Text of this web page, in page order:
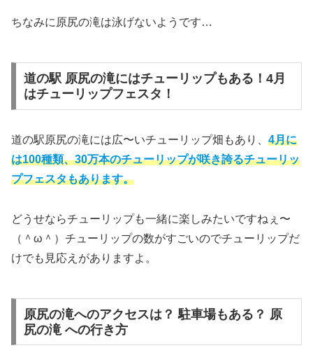
ちなみに原尻の滝は泳げないようです…
道の駅 原尻の滝にはチューリップもある！4月
はチューリップフェスタ！
道の駅原尻の滝には広〜いチューリップ畑もあり、 4月に
は100種類、30万本のチューリップが咲き誇るチューリッ
プフェスタもあります。
どうせならチューリップも一緒に楽しみたいですねぇ〜
（＾ω＾）チューリップの数がすごいのでチューリップだ
けでも見応えがありますよ。
原尻の滝へのアクセスは？ 駐車場もある？ 原
尻の滝 への行き方